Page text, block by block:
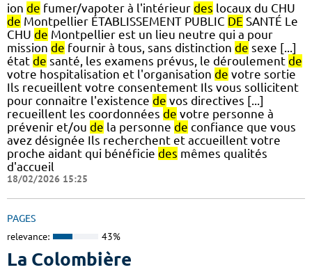
ion de fumer/vapoter à l'intérieur des locaux du CHU
de Montpellier ÉTABLISSEMENT PUBLIC DE SANTÉ Le
CHU de Montpellier est un lieu neutre qui a pour
mission de fournir à tous, sans distinction de sexe [...]
état de santé, les examens prévus, le déroulement de
votre hospitalisation et l'organisation de votre sortie
Ils recueillent votre consentement Ils vous sollicitent
pour connaitre l'existence de vos directives [...]
recueillent les coordonnées de votre personne à
prévenir et/ou de la personne de confiance que vous
avez désignée Ils recherchent et accueillent votre
proche aidant qui bénéficie des mêmes qualités
d'accueil
18/02/2026 15:25
PAGES
relevance: 43%
La Colombière